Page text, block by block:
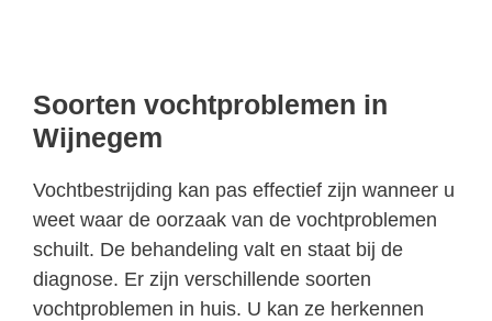
Soorten vochtproblemen in
Wijnegem
Vochtbestrijding kan pas effectief zijn wanneer u
weet waar de oorzaak van de vochtproblemen
schuilt. De behandeling valt en staat bij de
diagnose. Er zijn verschillende soorten
vochtproblemen in huis. U kan ze herkennen